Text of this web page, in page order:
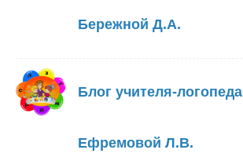
Бережной Д.А.
Блог учителя-логопеда
Ефремовой Л.В.